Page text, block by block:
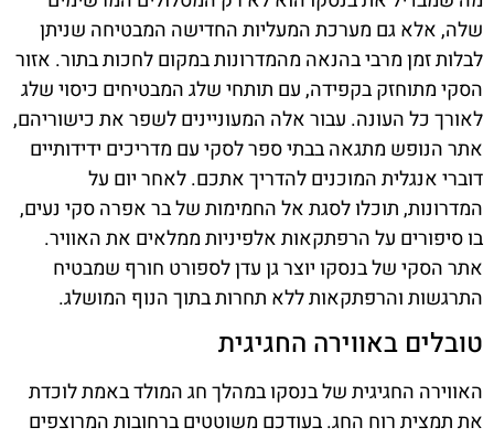
שלה, אלא גם מערכת המעליות החדישה המבטיחה שניתן
לבלות זמן מרבי בהנאה מהמדרונות במקום לחכות בתור. אזור
הסקי מתוחזק בקפידה, עם תותחי שלג המבטיחים כיסוי שלג
לאורך כל העונה. עבור אלה המעוניינים לשפר את כישוריהם,
אתר הנופש מתגאה בבתי ספר לסקי עם מדריכים ידידותיים
דוברי אנגלית המוכנים להדריך אתכם. לאחר יום על
המדרונות, תוכלו לסגת אל החמימות של בר אפרה סקי נעים,
בו סיפורים על הרפתקאות אלפיניות ממלאים את האוויר.
אתר הסקי של בנסקו יוצר גן עדן לספורט חורף שמבטיח
התרגשות והרפתקאות ללא תחרות בתוך הנוף המושלג.
טובלים באווירה החגיגית
האווירה החגיגית של בנסקו במהלך חג המולד באמת לוכדת
את תמצית רוח החג. בעודכם משוטטים ברחובות המרוצפים